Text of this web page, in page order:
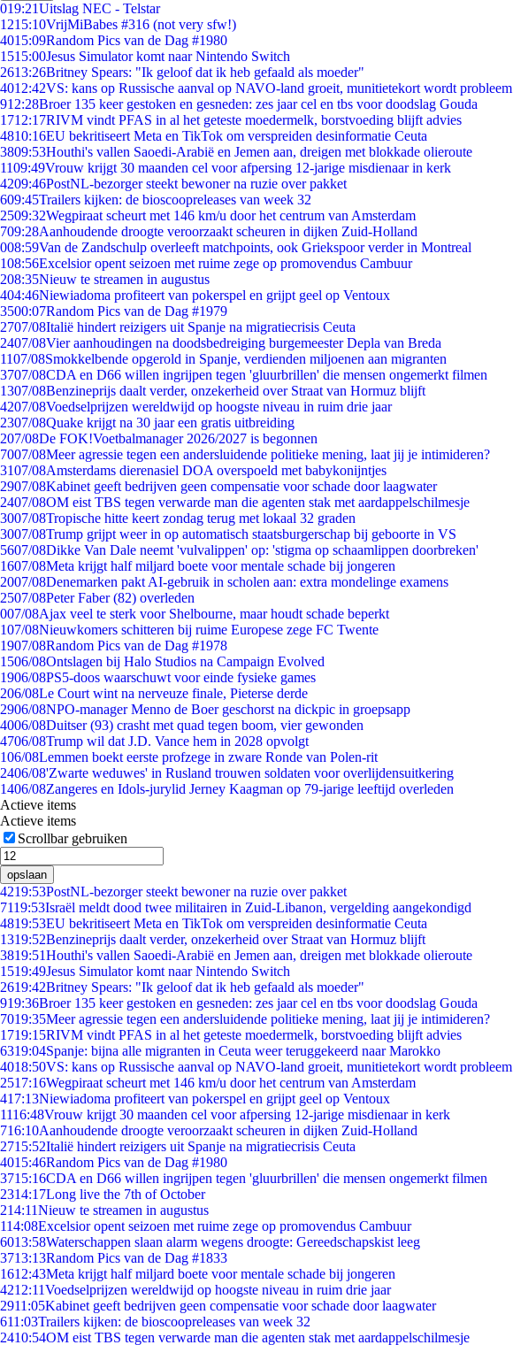
019:21Uitslag NEC - Telstar
1215:10VrijMiBabes #316 (not very sfw!)
4015:09Random Pics van de Dag #1980
1515:00Jesus Simulator komt naar Nintendo Switch
2613:26Britney Spears: "Ik geloof dat ik heb gefaald als moeder"
4012:42VS: kans op Russische aanval op NAVO-land groeit, munitietekort wordt probleem
912:28Broer 135 keer gestoken en gesneden: zes jaar cel en tbs voor doodslag Gouda
1712:17RIVM vindt PFAS in al het geteste moedermelk, borstvoeding blijft advies
4810:16EU bekritiseert Meta en TikTok om verspreiden desinformatie Ceuta
3809:53Houthi's vallen Saoedi-Arabië en Jemen aan, dreigen met blokkade olieroute
1109:49Vrouw krijgt 30 maanden cel voor afpersing 12-jarige misdienaar in kerk
4209:46PostNL-bezorger steekt bewoner na ruzie over pakket
609:45Trailers kijken: de bioscoopreleases van week 32
2509:32Wegpiraat scheurt met 146 km/u door het centrum van Amsterdam
709:28Aanhoudende droogte veroorzaakt scheuren in dijken Zuid-Holland
008:59Van de Zandschulp overleeft matchpoints, ook Griekspoor verder in Montreal
108:56Excelsior opent seizoen met ruime zege op promovendus Cambuur
208:35Nieuw te streamen in augustus
404:46Niewiadoma profiteert van pokerspel en grijpt geel op Ventoux
3500:07Random Pics van de Dag #1979
2707/08Italië hindert reizigers uit Spanje na migratiecrisis Ceuta
2407/08Vier aanhoudingen na doodsbedreiging burgemeester Depla van Breda
1107/08Smokkelbende opgerold in Spanje, verdienden miljoenen aan migranten
3707/08CDA en D66 willen ingrijpen tegen 'gluurbrillen' die mensen ongemerkt filmen
1307/08Benzineprijs daalt verder, onzekerheid over Straat van Hormuz blijft
4207/08Voedselprijzen wereldwijd op hoogste niveau in ruim drie jaar
2307/08Quake krijgt na 30 jaar een gratis uitbreiding
207/08De FOK!Voetbalmanager 2026/2027 is begonnen
7007/08Meer agressie tegen een andersluidende politieke mening, laat jij je intimideren?
3107/08Amsterdams dierenasiel DOA overspoeld met babykonijntjes
2907/08Kabinet geeft bedrijven geen compensatie voor schade door laagwater
2407/08OM eist TBS tegen verwarde man die agenten stak met aardappelschilmesje
3007/08Tropische hitte keert zondag terug met lokaal 32 graden
3007/08Trump grijpt weer in op automatisch staatsburgerschap bij geboorte in VS
5607/08Dikke Van Dale neemt 'vulvalippen' op: 'stigma op schaamlippen doorbreken'
1607/08Meta krijgt half miljard boete voor mentale schade bij jongeren
2007/08Denemarken pakt AI-gebruik in scholen aan: extra mondelinge examens
2507/08Peter Faber (82) overleden
007/08Ajax veel te sterk voor Shelbourne, maar houdt schade beperkt
107/08Nieuwkomers schitteren bij ruime Europese zege FC Twente
1907/08Random Pics van de Dag #1978
1506/08Ontslagen bij Halo Studios na Campaign Evolved
1906/08PS5-doos waarschuwt voor einde fysieke games
206/08Le Court wint na nerveuze finale, Pieterse derde
2906/08NPO-manager Menno de Boer geschorst na dickpic in groepsapp
4006/08Duitser (93) crasht met quad tegen boom, vier gewonden
4706/08Trump wil dat J.D. Vance hem in 2028 opvolgt
106/08Lemmen boekt eerste profzege in zware Ronde van Polen-rit
2406/08'Zwarte weduwes' in Rusland trouwen soldaten voor overlijdensuitkering
1406/08Zangeres en Idols-jurylid Jerney Kaagman op 79-jarige leeftijd overleden
Actieve items
Actieve items
Scrollbar gebruiken
opslaan
4219:53PostNL-bezorger steekt bewoner na ruzie over pakket
7119:53Israël meldt dood twee militairen in Zuid-Libanon, vergelding aangekondigd
4819:53EU bekritiseert Meta en TikTok om verspreiden desinformatie Ceuta
1319:52Benzineprijs daalt verder, onzekerheid over Straat van Hormuz blijft
3819:51Houthi's vallen Saoedi-Arabië en Jemen aan, dreigen met blokkade olieroute
1519:49Jesus Simulator komt naar Nintendo Switch
2619:42Britney Spears: "Ik geloof dat ik heb gefaald als moeder"
919:36Broer 135 keer gestoken en gesneden: zes jaar cel en tbs voor doodslag Gouda
7019:35Meer agressie tegen een andersluidende politieke mening, laat jij je intimideren?
1719:15RIVM vindt PFAS in al het geteste moedermelk, borstvoeding blijft advies
6319:04Spanje: bijna alle migranten in Ceuta weer teruggekeerd naar Marokko
4018:50VS: kans op Russische aanval op NAVO-land groeit, munitietekort wordt probleem
2517:16Wegpiraat scheurt met 146 km/u door het centrum van Amsterdam
417:13Niewiadoma profiteert van pokerspel en grijpt geel op Ventoux
1116:48Vrouw krijgt 30 maanden cel voor afpersing 12-jarige misdienaar in kerk
716:10Aanhoudende droogte veroorzaakt scheuren in dijken Zuid-Holland
2715:52Italië hindert reizigers uit Spanje na migratiecrisis Ceuta
4015:46Random Pics van de Dag #1980
3715:16CDA en D66 willen ingrijpen tegen 'gluurbrillen' die mensen ongemerkt filmen
2314:17Long live the 7th of October
214:11Nieuw te streamen in augustus
114:08Excelsior opent seizoen met ruime zege op promovendus Cambuur
6013:58Waterschappen slaan alarm wegens droogte: Gereedschapskist leeg
3713:13Random Pics van de Dag #1833
1612:43Meta krijgt half miljard boete voor mentale schade bij jongeren
4212:11Voedselprijzen wereldwijd op hoogste niveau in ruim drie jaar
2911:05Kabinet geeft bedrijven geen compensatie voor schade door laagwater
611:03Trailers kijken: de bioscoopreleases van week 32
2410:54OM eist TBS tegen verwarde man die agenten stak met aardappelschilmesje